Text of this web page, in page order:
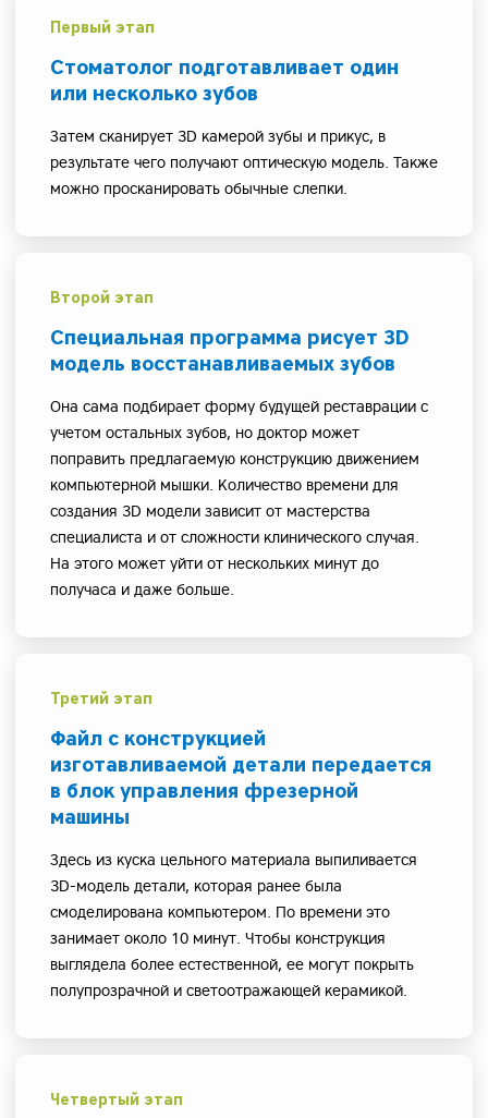
Первый этап
Стоматолог подготавливает один
или несколько зубов
Затем сканирует 3D камерой зубы и прикус, в
результате чего получают оптическую модель. Также
можно просканировать обычные слепки.
Второй этап
Специальная программа рисует 3D
модель восстанавливаемых зубов
Она сама подбирает форму будущей реставрации с
учетом остальных зубов, но доктор может
поправить предлагаемую конструкцию движением
компьютерной мышки. Количество времени для
создания 3D модели зависит от мастерства
специалиста и от сложности клинического случая.
На этого может уйти от нескольких минут до
получаса и даже больше.
Третий этап
Файл с конструкцией
изготавливаемой детали передается
в блок управления фрезерной
машины
Здесь из куска цельного материала выпиливается
3D-модель детали, которая ранее была
смоделирована компьютером. По времени это
занимает около 10 минут. Чтобы конструкция
выглядела более естественной, ее могут покрыть
полупрозрачной и светоотражающей керамикой.
Четвертый этап